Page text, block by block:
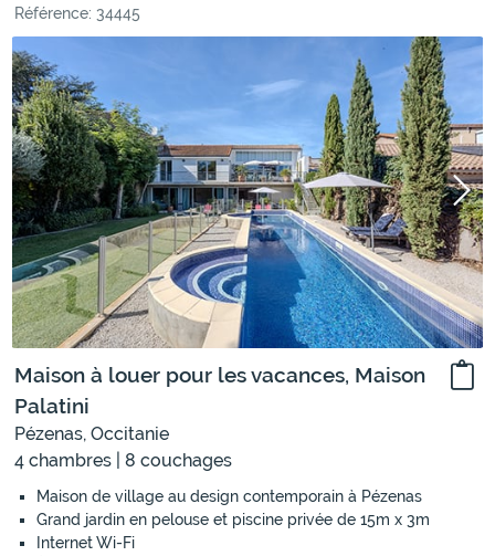
Référence: 34445
Maison à louer pour les vacances, Maison
Palatini
Pézenas, Occitanie
4 chambres | 8 couchages
Maison de village au design contemporain à Pézenas
Grand jardin en pelouse et piscine privée de 15m x 3m
Internet Wi-Fi